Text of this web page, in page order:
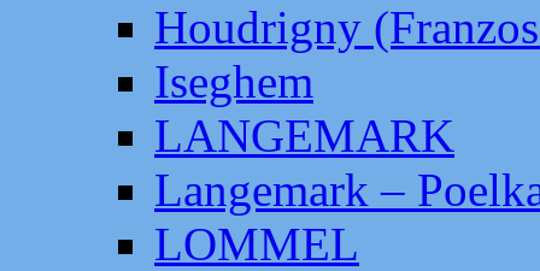
Houdrigny
Iseghem
LANGEMARK
Langemark –
LOMMEL